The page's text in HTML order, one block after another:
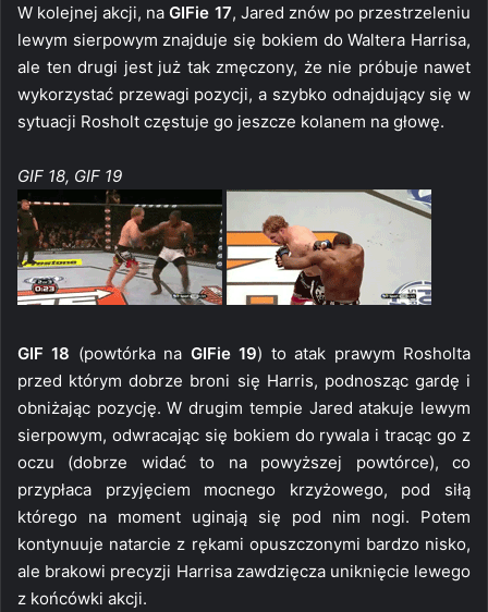
W kolejnej akcji, naGIFie 17, Jared znów po przestrzeleniu
lewym sierpowym znajduje się bokiem do Waltera Harrisa,
ale ten drugi jest już tak zmęczony, że nie próbuje nawet
wykorzystać przewagi pozycji, a szybko odnajdujący się w
sytuacji Rosholt częstuje go jeszcze kolanem na głowę.
GIF 18, GIF 19
GIF 18 (powtórka na GIFie 19) to atak prawym Rosholta
przed którym dobrze broni się Harris, podnosząc gardę i
obniżając pozycję. W drugim tempie Jared atakuje lewym
sierpowym, odwracając się bokiem do rywala i tracąc go z
oczu (dobrze widać to na powyższej powtórce), co
przypłaca przyjęciem mocnego krzyżowego, pod siłą
którego na moment uginają się pod nim nogi. Potem
kontynuuje natarcie z rękami opuszczonymi bardzo nisko,
ale brakowi precyzji Harrisa zawdzięcza uniknięcie lewego
z końcówki akcji.